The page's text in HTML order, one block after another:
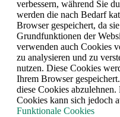
verbessern, während Sie
werden die nach Bedarf
Browser gespeichert, da
Grundfunktionen der
verwenden auch Cookies
zu analysieren und zu
nutzen. Diese Cookies
Ihrem Browser
diese Cookies
Cookies kann sich jedoch
Funktionale Cookies